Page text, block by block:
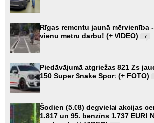
Rīgas remontu jaunā mērvienība
vienu metru darbu! (+ VIDEO)
7
Piedāvājumā atgriežas 821 Zs
150 Super Snake Sport (+ FOTO)
Šodien (5.08) degvielai akcijas
1.817 un 95. benzīns 1.737 EUR!